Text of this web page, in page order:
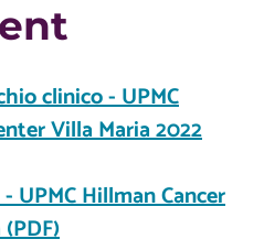
clinico - UPMC
Villa Maria 2022
UPMC Hillman Cancer